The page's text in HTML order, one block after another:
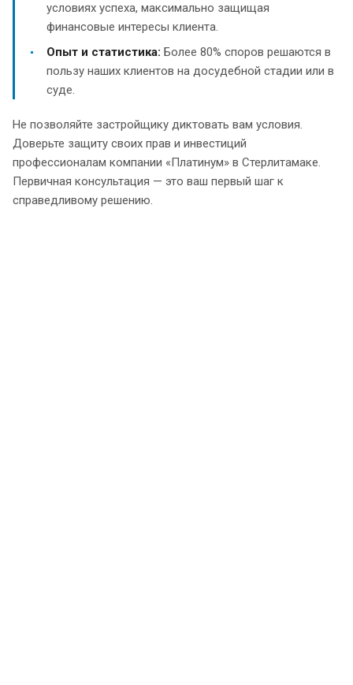
условиях успеха, максимально защищая
финансовые интересы клиента.
Опыт и статистика: Более 80% споров решаются в
пользу наших клиентов на досудебной стадии или в
суде.
Не позволяйте застройщику диктовать вам условия.
Доверьте защиту своих прав и инвестиций
профессионалам компании «Платинум» в Стерлитамаке.
Первичная консультация — это ваш первый шаг к
справедливому решению.